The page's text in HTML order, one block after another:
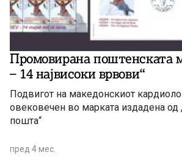
Промовирана поштенската
– 14 највисоки врвови“
Подвигот на македонскиот
овековечен во марката издадена од
пошта“
пред 4 мес.